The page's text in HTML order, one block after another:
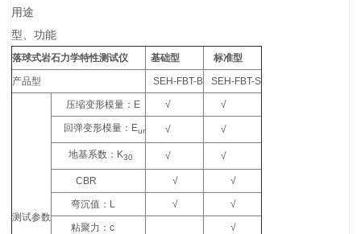
用途
型、功能
落球式岩石力学特性测试仪 基础型 标准型
产品型 SEH-FBT-B SEH-FBT-S
测试参数
压缩变形模量： E √ √
回弹变形模量： Eur √ √
地基系数： K30 √ √
CBR √ √
弯沉值： L √ √
粘聚力：c √